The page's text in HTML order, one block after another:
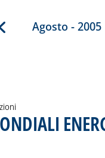
Agosto - 2005